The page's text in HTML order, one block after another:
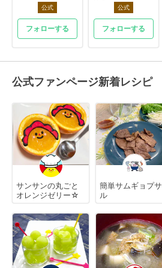
公式
フォローする
公式
フォローする
公式ファンページ新着レシピ
サンサンの丸ごと
オレンジゼリー☆
簡単サムギョプサ
ル